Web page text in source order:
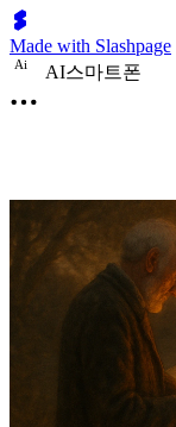
Made with Slashpage
Ai AI스마트폰